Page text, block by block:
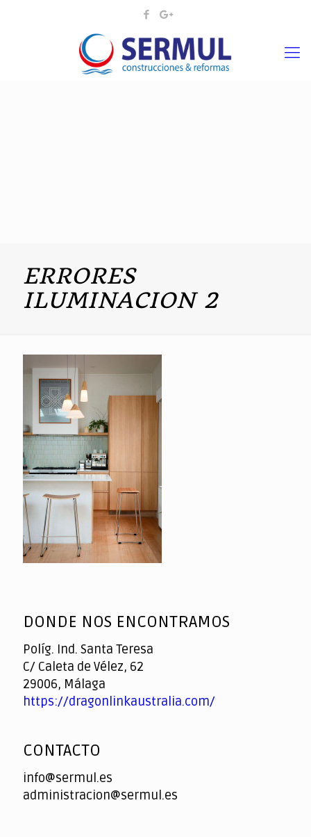
ERRORES
ILUMINACION 2
DONDE NOS ENCONTRAMOS
Políg. Ind. Santa Teresa
C/ Caleta de Vélez, 62
29006, Málaga
https://dragonlinkaustralia.com/
CONTACTO
info@sermul.es
administracion@sermul.es